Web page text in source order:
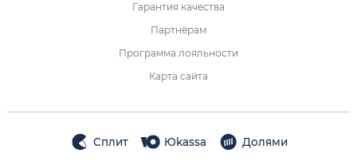
Гарантия качества
Партнёрам
Программа лояльности
Карта сайта
Сплит Юkassa Долями